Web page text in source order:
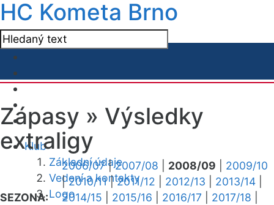
HC Kometa Brno
Klub
Základní údaje
Vedení a kontakty
Logo
Zápasy » Výsledky
extraligy
SEZONA:
2006/07|2007/08 2008/09
2009/10
|2010/11|2011/12 2012/13 2013/14
2014/15
2015/16 2016/17 2017/18